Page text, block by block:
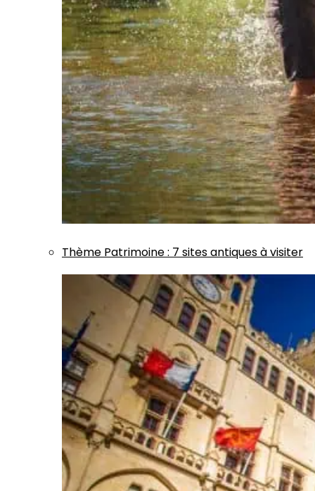
Thème Patrimoine: 7 sites antiques à visiter